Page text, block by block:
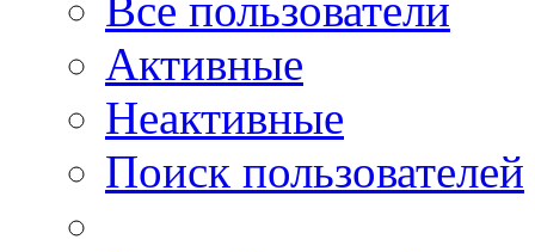
Все пользователи
Активные
Неактивные
Поиск пользователей